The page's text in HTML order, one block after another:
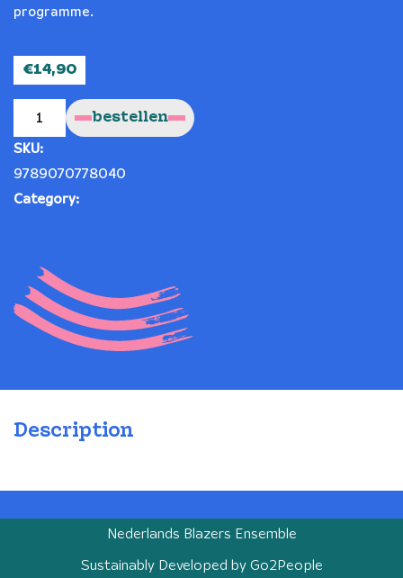
programme.
€14,90
Facing
South
op
het
quantity
bestellen
SKU:
9789070778040
Category:
Description
Nederlands Blazers Ensemble
Sustainably Developed by Go2People